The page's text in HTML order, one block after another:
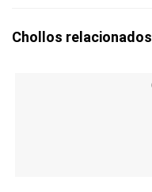
Chollos relacionados